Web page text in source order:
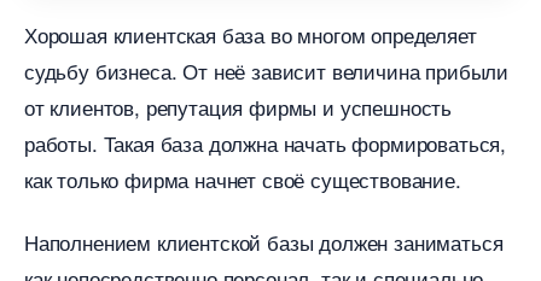
Хорошая клиентская база во многом определяет
судьбу бизнеса. От неё зависит величина прибыли
от клиентов, репутация фирмы и успешность
работы. Такая база должна начать формироваться,
как только фирма начнет своё существование.
Наполнением клиентской базы должен заниматься